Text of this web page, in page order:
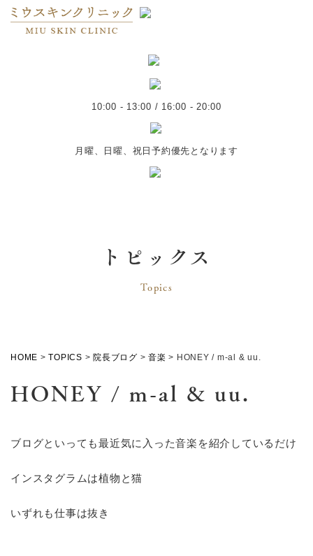
10:00 - 13:00 / 16:00 - 20:00
月曜、日曜、祝日予約優先となります
トピックス
Topics
HOME >TOPICS > 院長ブログ > 音楽 > HONEY / m-al & uu.
HONEY / m-al & uu.
ブログといっても最近気に入った音楽を紹介しているだけ
インスタグラムは植物と猫
いずれも仕事は抜き